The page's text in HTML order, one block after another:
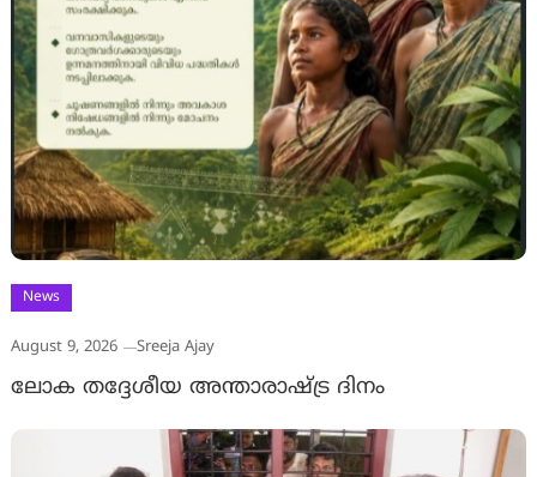
News
August 9, 2026 Sreeja Ajay
ലോക തദ്ദേശീയ അന്താരാഷ്ട്ര ദിനം